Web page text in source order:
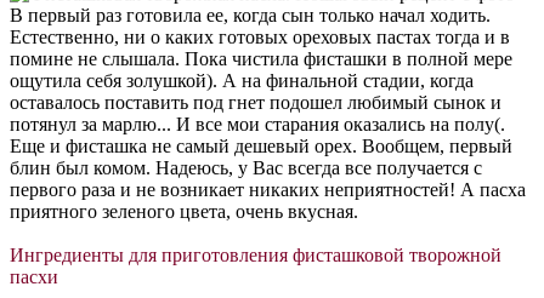
В первый раз готовила ее, когда сын только начал ходить.
Естественно, ни о каких готовых ореховых пастах тогда и в
помине не слышала. Пока чистила фисташки в полной мере
ощутила себя золушкой). А на финальной стадии, когда
оставалось поставить под гнет подошел любимый сынок и
потянул за марлю... И все мои старания оказались на полу(.
Еще и фисташка не самый дешевый орех. Вообщем, первый
блин был комом. Надеюсь, у Вас всегда все получается с
первого раза и не возникает никаких неприятностей! А пасха
приятного зеленого цвета, очень вкусная.
Ингредиенты для приготовления фисташковой творожной
пасхи